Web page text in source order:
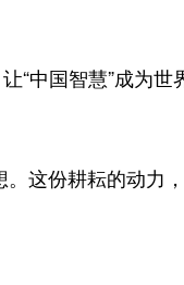
中国智慧”成为世
这份耕耘的动力